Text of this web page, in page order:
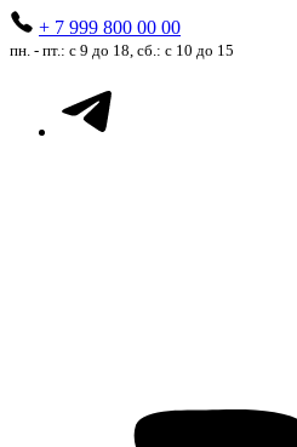
+ 7 999 800 00 00
пн. - пт.: с 9 до 18, сб.: с 10 до 15